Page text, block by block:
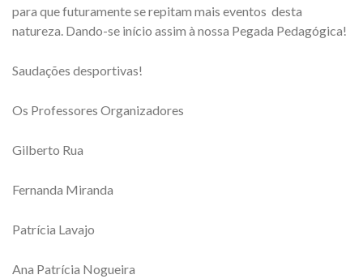
para que futuramente se repitam mais eventos desta
natureza. Dando-se início assim à nossa Pegada Pedagógica!
Saudações desportivas!
Os Professores Organizadores
Gilberto Rua
Fernanda Miranda
Patrícia Lavajo
Ana Patrícia Nogueira